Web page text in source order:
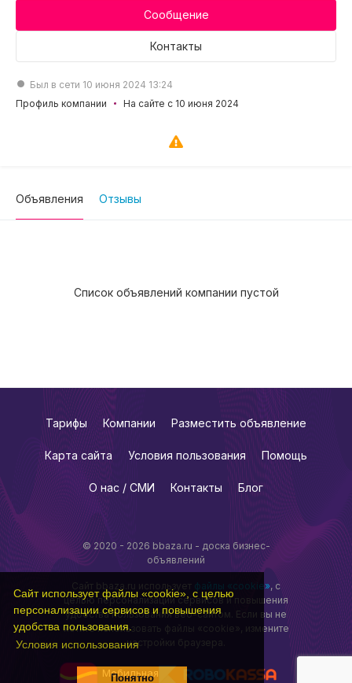
Сайт использует файлы «cookie», с целью
персонализации сервисов и повышения
удобства пользования.
Условия использования
Понятно
Сообщение
Контакты
Был в сети 10 июня 2024 13:24
Профиль компании
На сайте с 10 июня 2024
Объявления Отзывы
Список объявлений компании пустой
© 2020 - 2026 bbaza.ru - доска бизнес-
объявлений
Сайт bbaza.ru использует файлы «cookie», с
целью персонализации сервисов и повышения
удобства пользования веб-сайтом. Если вы не
хотите использовать файлы «cookie», измените
настройки браузера.
Мобильная
Тарифы Компании Разместить объявление
Карта сайта Условия пользования Помощь
О нас / СМИ Контакты Блог